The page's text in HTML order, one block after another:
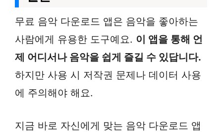
무료 음악 다운로드 앱은 음악을 좋아하는
사람에게 유용한 도구예요. 이 앱을 통해 언
제 어디서나 음악을 쉽게 즐길 수 있답니다.
하지만 사용 시 저작권 문제나 데이터 사용
에 주의해야 해요.
지금 바로 자신에게 맞는 음악 다운로드 앱